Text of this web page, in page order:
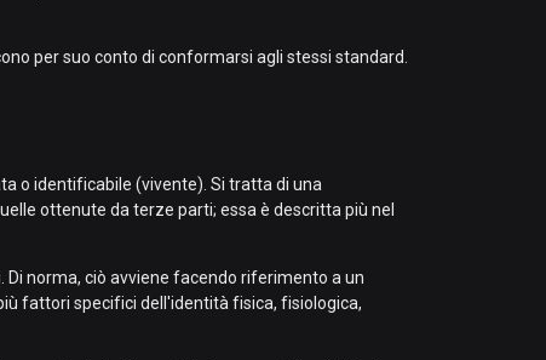
per suo conto di conformarsi agli stessi standard.
o identificabile (vivente). Si tratta di una
ottenute da terze parti; essa è descritta più nel
norma, ciò avviene facendo riferimento a un
fattori specifici dell'identità fisica, fisiologica,